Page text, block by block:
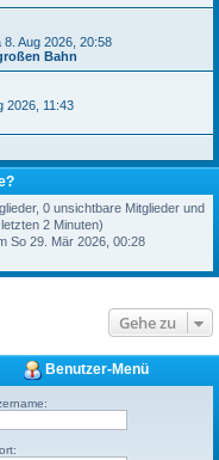
8. Aug 2026, 20:58
Bahn
2026, 11:43
0 unsichtbare Mitglieder und
2 Minuten)
So 29. Mär 2026, 00:28
Gehe zu
Benutzer-Menü